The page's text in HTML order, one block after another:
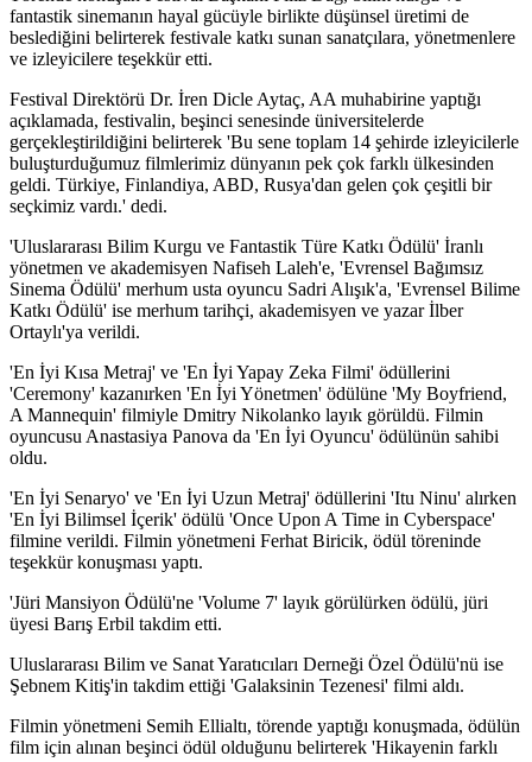
fantastik sinemanın hayal gücüyle birlikte düşünsel üretimi de
beslediğini belirterek festivale katkı sunan sanatçılara, yönetmenlere
ve izleyicilere teşekkür etti.
Festival Direktörü Dr. İren Dicle Aytaç, AA muhabirine yaptığı
açıklamada, festivalin, beşinci senesinde üniversitelerde
gerçekleştirildiğini belirterek 'Bu sene toplam 14 şehirde izleyicilerle
buluşturduğumuz filmlerimiz dünyanın pek çok farklı ülkesinden
geldi. Türkiye, Finlandiya, ABD, Rusya'dan gelen çok çeşitli bir
seçkimiz vardı.' dedi.
'Uluslararası Bilim Kurgu ve Fantastik Türe Katkı Ödülü' İranlı
yönetmen ve akademisyen Nafiseh Laleh'e, 'Evrensel Bağımsız
Sinema Ödülü' merhum usta oyuncu Sadri Alışık'a, 'Evrensel Bilime
Katkı Ödülü' ise merhum tarihçi, akademisyen ve yazar İlber
Ortaylı'ya verildi.
'En İyi Kısa Metraj' ve 'En İyi Yapay Zeka Filmi' ödüllerini
'Ceremony' kazanırken 'En İyi Yönetmen' ödülüne 'My Boyfriend,
A Mannequin' filmiyle Dmitry Nikolanko layık görüldü. Filmin
oyuncusu Anastasiya Panova da 'En İyi Oyuncu' ödülünün sahibi
oldu.
'En İyi Senaryo' ve 'En İyi Uzun Metraj' ödüllerini 'Itu Ninu' alırken
'En İyi Bilimsel İçerik' ödülü 'Once Upon A Time in Cyberspace'
filmine verildi. Filmin yönetmeni Ferhat Biricik, ödül töreninde
teşekkür konuşması yaptı.
'Jüri Mansiyon Ödülü'ne 'Volume 7' layık görülürken ödülü, jüri
üyesi Barış Erbil takdim etti.
Uluslararası Bilim ve Sanat Yaratıcıları Derneği Özel Ödülü'nü ise
Şebnem Kitiş'in takdim ettiği 'Galaksinin Tezenesi' filmi aldı.
Filmin yönetmeni Semih Ellialtı, törende yaptığı konuşmada, ödülün
film için alınan beşinci ödül olduğunu belirterek 'Hikayenin farklı